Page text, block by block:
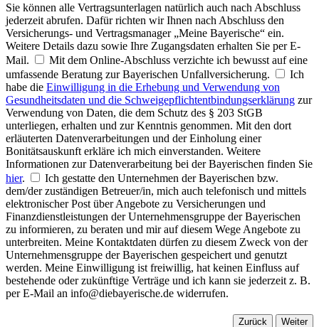
Sie können alle Vertragsunterlagen natürlich auch nach Abschluss
jederzeit abrufen. Dafür richten wir Ihnen nach Abschluss den
Versicherungs- und Vertragsmanager „Meine Bayerische“ ein.
Weitere Details dazu sowie Ihre Zugangsdaten erhalten Sie per E-
Mail.
Mit dem Online-Abschluss verzichte ich bewusst auf eine
umfassende Beratung zur Bayerischen Unfallversicherung.
Ich
habe die Einwilligung in die Erhebung und Verwendung von
Gesundheitsdaten und die Schweigepflichtentbindungserklärung zur
Verwendung von Daten, die dem Schutz des § 203 StGB
unterliegen, erhalten und zur Kenntnis genommen. Mit den dort
erläuterten Datenverarbeitungen und der Einholung einer
Bonitätsauskunft erkläre ich mich einverstanden. Weitere
Informationen zur Datenverarbeitung bei der Bayerischen finden Sie
hier.
Ich gestatte den Unternehmen der Bayerischen bzw.
dem/der zuständigen Betreuer/in, mich auch telefonisch und mittels
elektronischer Post über Angebote zu Versicherungen und
Finanzdienstleistungen der Unternehmensgruppe der Bayerischen
zu informieren, zu beraten und mir auf diesem Wege Angebote zu
unterbreiten. Meine Kontaktdaten dürfen zu diesem Zweck von der
Unternehmensgruppe der Bayerischen gespeichert und genutzt
werden. Meine Einwilligung ist freiwillig, hat keinen Einfluss auf
bestehende oder zukünftige Verträge und ich kann sie jederzeit z. B.
per E-Mail an info@diebayerische.de widerrufen.
Zurück Weiter